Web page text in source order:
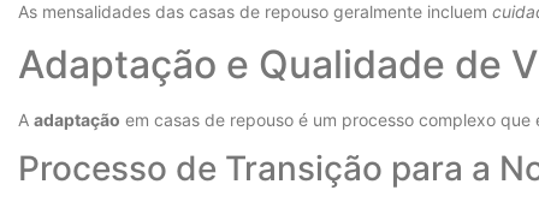
As mensalidades das casas de repouso geralmente incluem
Adaptação e Qualidade de
A adaptação em casas de repouso é um processo complexo
Processo de Transição para a